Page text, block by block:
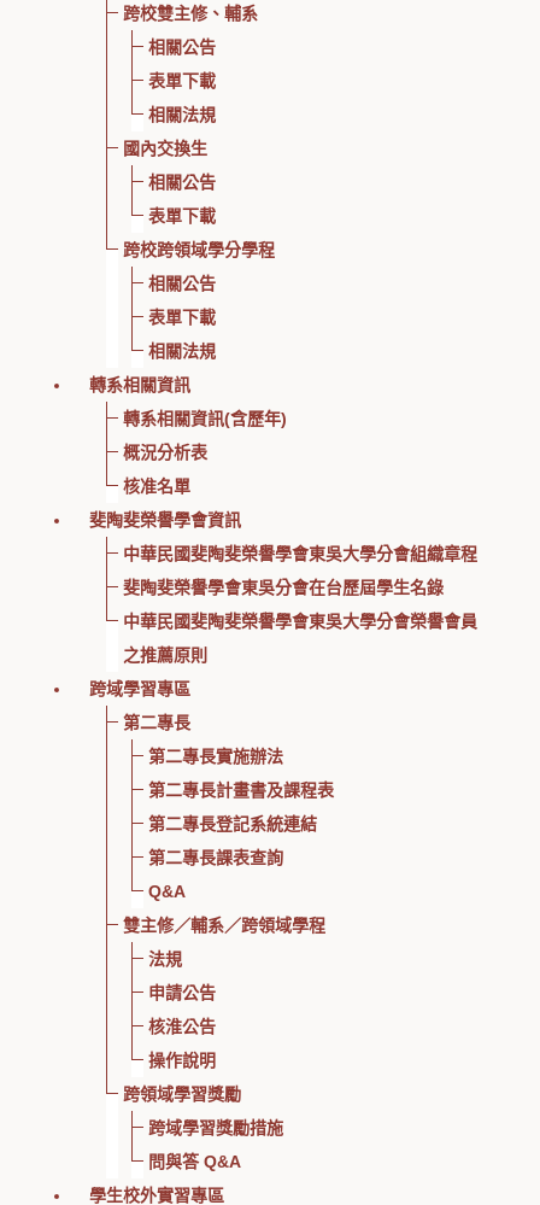
跨校雙主修、輔系
相關公告
表單下載
相關法規
國內交換生
相關公告
表單下載
跨校跨領域學分學程
相關公告
表單下載
相關法規
轉系相關資訊
轉系相關資訊(含歷年)
概況分析表
核准名單
斐陶斐榮譽學會資訊
中華民國斐陶斐榮譽學會東吳大學分會組織章程
斐陶斐榮譽學會東吳分會在台歷屆學生名錄
中華民國斐陶斐榮譽學會東吳大學分會榮譽會員
之推薦原則
跨域學習專區
第二專長
第二專長實施辦法
第二專長計畫書及課程表
第二專長登記系統連結
第二專長課表查詢
Q&A
雙主修／輔系／跨領域學程
法規
申請公告
核淮公告
操作說明
跨領域學習獎勵
跨域學習獎勵措施
問與答 Q&A
學生校外實習專區